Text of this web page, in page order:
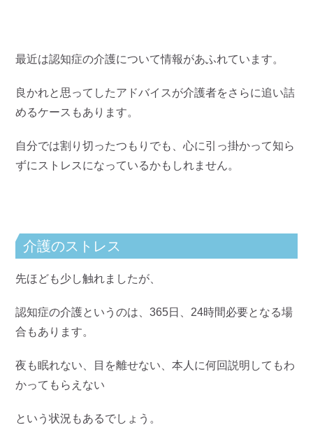
最近は認知症の介護について情報があふれています。
良かれと思ってしたアドバイスが介護者をさらに追い詰
めるケースもあります。
自分では割り切ったつもりでも、心に引っ掛かって知ら
ずにストレスになっているかもしれません。
介護のストレス
先ほども少し触れましたが、
認知症の介護というのは、365日、24時間必要となる場
合もあります。
夜も眠れない、目を離せない、本人に何回説明してもわ
かってもらえない
という状況もあるでしょう。